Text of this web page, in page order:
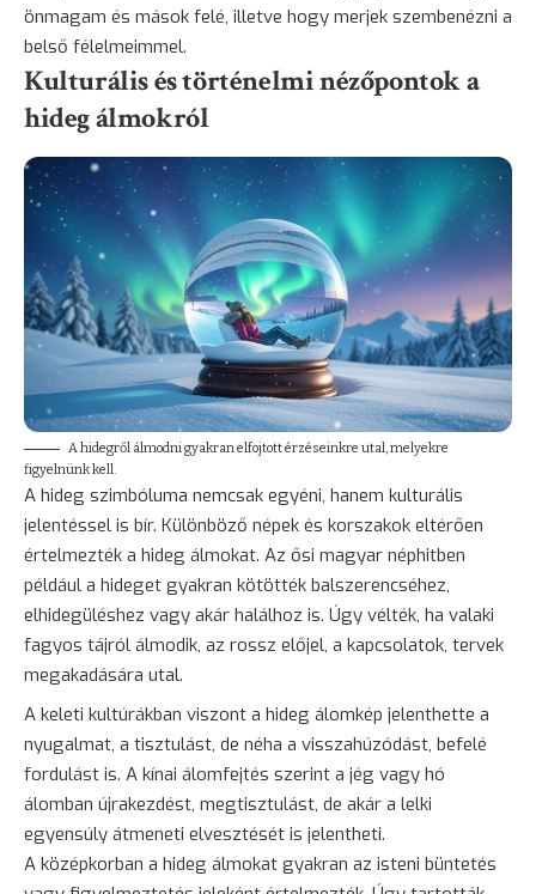
önmagam és mások felé, illetve hogy merjek szembenézni a
belső félelmeimmel.
Kulturális és történelmi nézőpontok a
hideg álmokról
A hidegről álmodni gyakran elfojtott érzéseinkre utal, melyekre
figyelnünk kell.
A hideg szimbóluma nemcsak egyéni, hanem kulturális
jelentéssel is bír. Különböző népek és korszakok eltérően
értelmezték a hideg álmokat. Az ősi magyar néphitben
például a hideget gyakran kötötték balszerencséhez,
elhidegüléshez vagy akár halálhoz is. Úgy vélték, ha valaki
fagyos tájról álmodik, az rossz előjel, a kapcsolatok, tervek
megakadására utal.
A keleti kultúrákban viszont a hideg álomkép jelenthette a
nyugalmat, a tisztulást, de néha a visszahúzódást, befelé
fordulást is. A kínai álomfejtés szerint a jég vagy hó
álomban újrakezdést, megtisztulást, de akár a lelki
egyensúly átmeneti elvesztését is jelentheti.
A középkorban a hideg álmokat gyakran az isteni büntetés